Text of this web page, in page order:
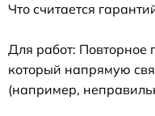
Что считается
Для работ: Повторное
который напрямую
(например,